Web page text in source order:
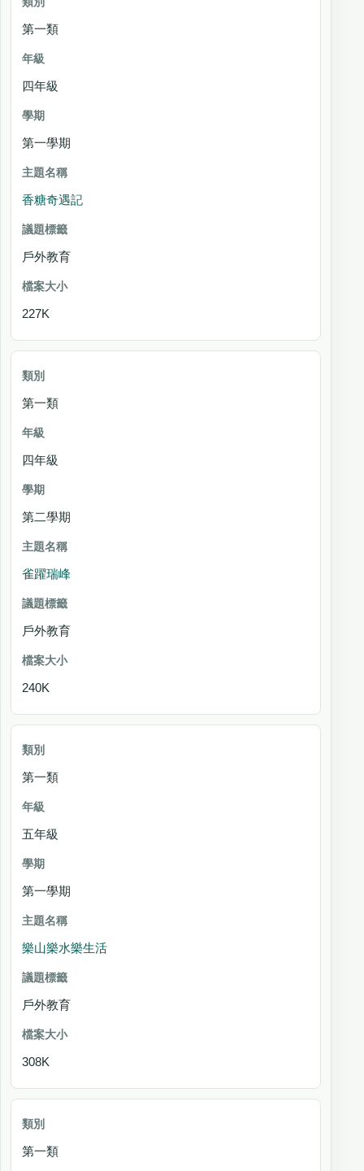
第一類
四年級
第一學期
香糖奇遇記
戶外教育
227K
第一類
四年級
第二學期
雀躍瑞峰
戶外教育
240K
第一類
五年級
第一學期
樂山樂水樂生活
戶外教育
308K
第一類